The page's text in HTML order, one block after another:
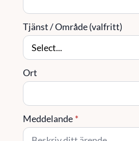
Tjänst / Område (valfritt)
Ort
Meddelande *